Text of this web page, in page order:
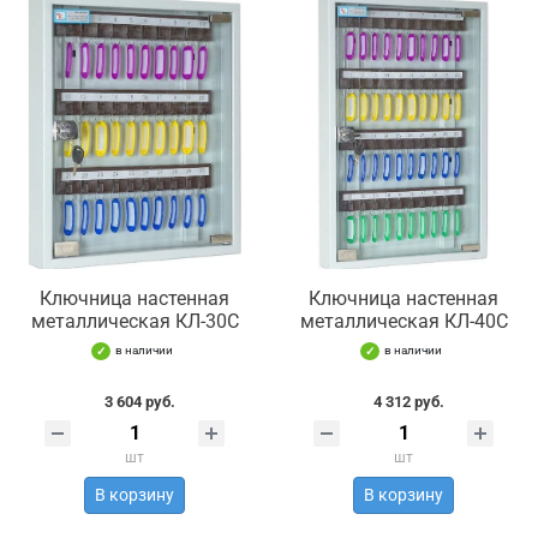
Ключница настенная
металлическая КЛ-30С
в наличии
3 604 руб.
шт
В корзину
Ключница настенная
металлическая КЛ-40С
в наличии
4 312 руб.
шт
В корзину